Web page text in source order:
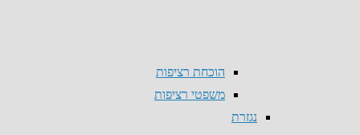
הוכחת רציפות
משפטי רציפות
נגזרת